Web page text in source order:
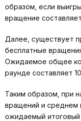
образом, если
вращение
Далее, существует
бесплатные
Ожидаемое общее
раунде составляет
Таким образом, при
вращений и среднем
ожидаемый итоговый